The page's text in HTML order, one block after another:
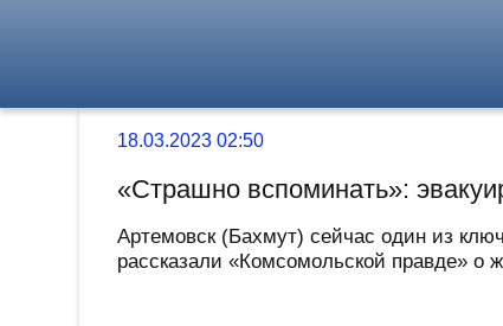
18.03.2023 02:50
«Страшно вспоминать»:
Артемовск (Бахмут) сейчас один из
рассказали «Комсомольской правде» о